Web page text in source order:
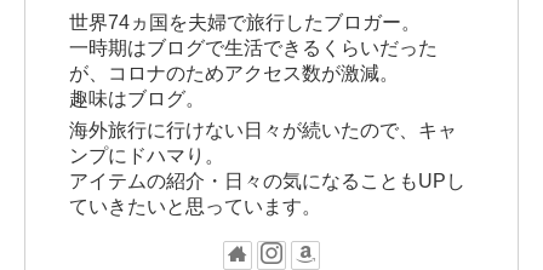
世界74ヵ国を夫婦で旅行したブロガー。
一時期はブログで生活できるくらいだった
が、コロナのためアクセス数が激減。
趣味はブログ。
海外旅行に行けない日々が続いたので、キャ
ンプにドハマり。
アイテムの紹介・日々の気になることもUPし
ていきたいと思っています。